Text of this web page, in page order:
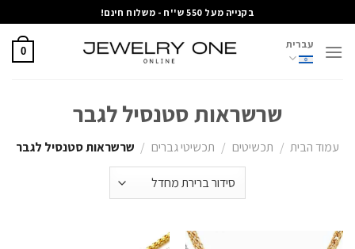
to
content
בקנייה מעל 550 ש''ח - משלוח חינם!
עברית
0
שרשראות סטנסיל לגבר
עמוד הבית / תכשיטים / תכשיטי גברים / שרשראות סטנסיל לגבר